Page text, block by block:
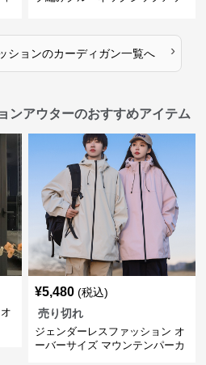
ションのカーディガン一覧へ ›
ンアウターのおすすめアイテム
¥5,480 (税込)
売り切れ
ジェンダーレスファッション オ
ーバーサイズ マウンテンパーカ